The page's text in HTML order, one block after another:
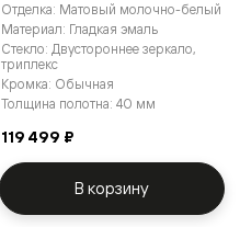
Отделка: Матовый молочно-белый
Материал: Гладкая эмаль
Стекло: Двустороннее зеркало,
триплекс
Кромка: Обычная
Толщина полотна: 40 мм
119 499 ₽
В корзину